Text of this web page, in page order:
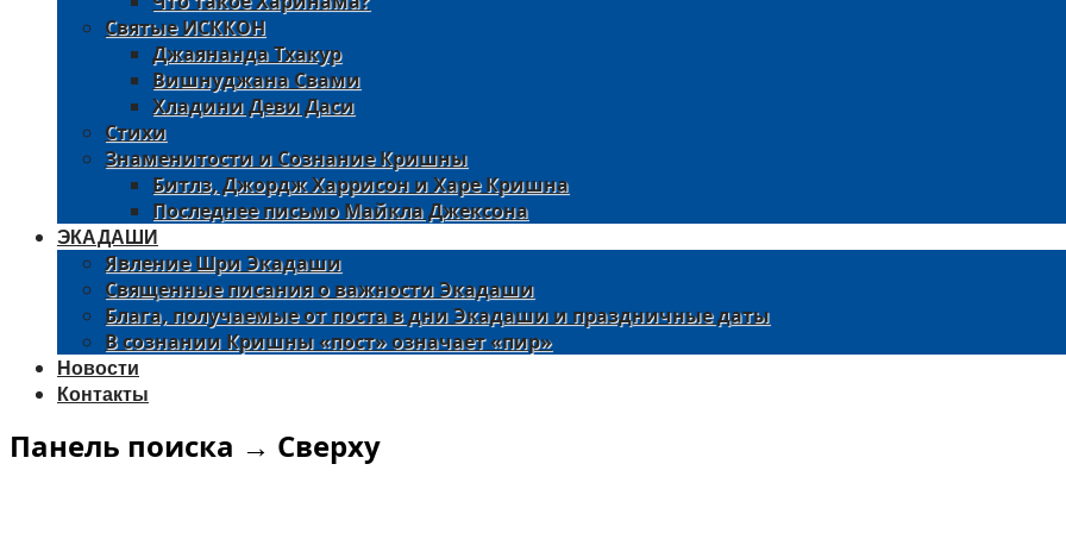
Святые ИСККОН
Джаянанда Тхакур
Вишнуджана Свами
Хладини Деви Даси
Стихи
Знаменитости и Сознание Кришны
Битлз, Джордж Харрисон и Харе Кришна
Последнее письмо Майкла Джексона
ЭКАДАШИ
Явление Шри Экадаши
Священные писания о важности Экадаши
Блага, получаемые от поста в дни Экадаши и праздничные даты
В сознании Кришны «пост» означает «пир»
Новости
Контакты
Панель поиска → Сверху